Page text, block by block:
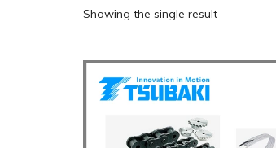
Showing the single result